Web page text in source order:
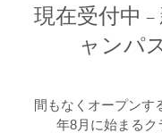
現在受付中
ャンパ
間もなくオープンす
年8月に始まるク